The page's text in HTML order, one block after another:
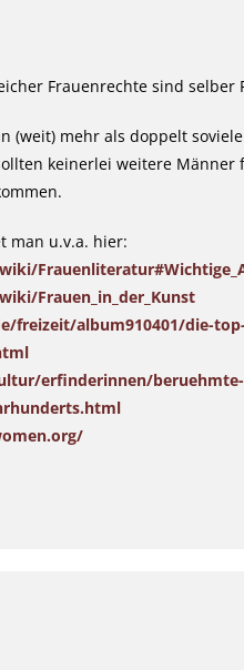
Frauenrechte sind selber
(weit) mehr als doppelt
keinerlei weitere Männer
man u.v.a. hier:
Frauen_in_der_Kunst
freizeit/album910401/die-
erfinderinnen/beruehmte-